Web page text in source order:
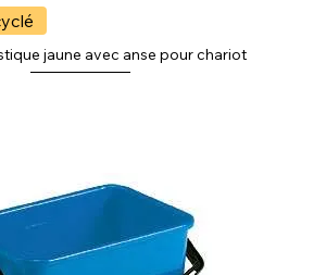
jaune avec anse pour chariot